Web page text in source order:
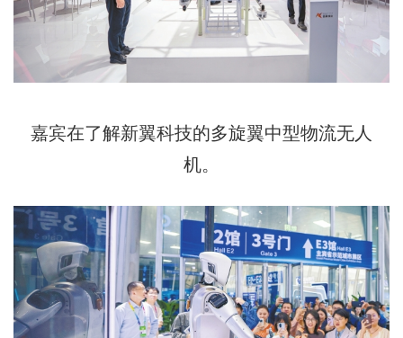
嘉宾在了解新翼科技的多旋翼中型物流无人
机。